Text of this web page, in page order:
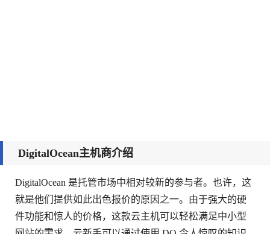
DigitalOcean主机商介绍
DigitalOcean 是托管市场中相对较新的参与者。也许，这
就是他们提供如此出色报价的原因之一。由于强大的硬
件功能和惊人的价格，这款云主机可以轻松满足中小型